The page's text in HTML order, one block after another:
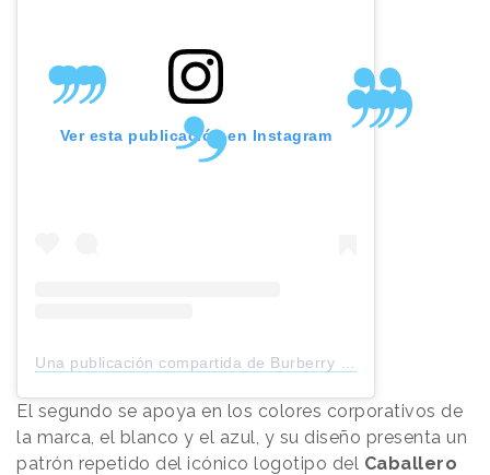
Ver esta publicación en Instagram
Una publicación compartida de Burberry (@burberry)
El segundo se apoya en los colores corporativos de
la marca, el blanco y el azul, y su diseño presenta un
patrón repetido del icónico logotipo del Caballero